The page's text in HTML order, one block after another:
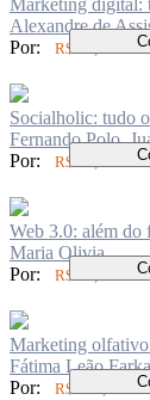
Marketing digital:
Alexandre de
Por:
R$ 60,00
Socialholic: tudo
Fernando Polo,
Por:
R$ 79,00
Web 3.0: além do
Maria Olivia
Por:
R$ 52,00
Marketing
Fátima Leão
Por:
R$ 115,00